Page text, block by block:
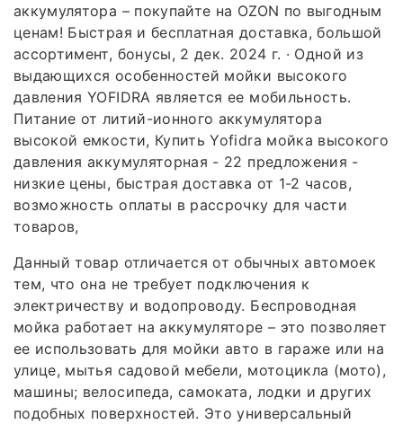
аккумулятора – покупайте на OZON по выгодным
ценам! Быстрая и бесплатная доставка, большой
ассортимент, бонусы, 2 дек. 2024 г. · Одной из
выдающихся особенностей мойки высокого
давления YOFIDRA является ее мобильность.
Питание от литий-ионного аккумулятора
высокой емкости, Купить Yofidra мойка высокого
давления аккумуляторная - 22 предложения -
низкие цены, быстрая доставка от 1-2 часов,
возможность оплаты в рассрочку для части
товаров,
Данный товар отличается от обычных автомоек
тем, что она не требует подключения к
электричеству и водопроводу. Беспроводная
мойка работает на аккумуляторе – это позволяет
ее использовать для мойки авто в гараже или на
улице, мытья садовой мебели, мотоцикла (мото),
машины; велосипеда, самоката, лодки и других
подобных поверхностей. Это универсальный